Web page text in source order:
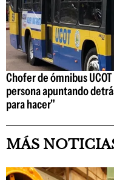
Chofer de ómnibus
persona apuntando
para hacer"
MÁS